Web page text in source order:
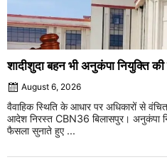
शादीशुदा बहन भी अनुकंपा नियुक्ति
August 6, 2026
वैवाहिक स्थिति के आधार पर अधिकारों से
आदेश निरस्त CBN36 बिलासपुर। अनुकंपा
फैसला सुनाते हुए ...